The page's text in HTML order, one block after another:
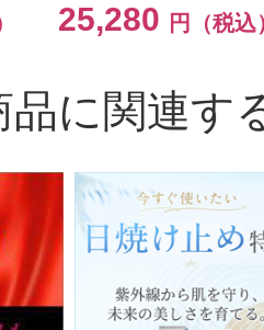
25,280 円（税込
品に関連す